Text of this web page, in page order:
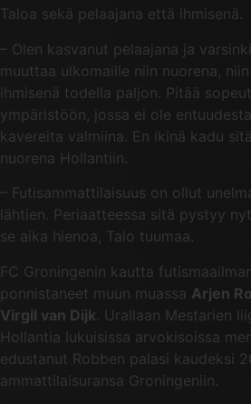
Taloa sekä pelaajana että ihmisenä.
– Olen kasvanut pelaajana ja
muuttaa ulkomaille niin nuorena,
ihmisenä todella paljon. Pitää
ympäristöön, jossa ei ole
kavereita valmiina. En ikinä kadu
nuorena Hollantiin.
– Futisammattilaisuus on ollut
lähtien. Periaatteessa sitä pystyy
se aika hienoa, Talo tuumaa.
FC Groningenin kautta
ponnistaneet muun muassa Arjen
Virgil van Dijk. Urallaan Mestarien
Hollantia lukuisissa arvokisoissa
edustanut Robben palasi kaudeksi
ammattilaisuransa Groningeniin.